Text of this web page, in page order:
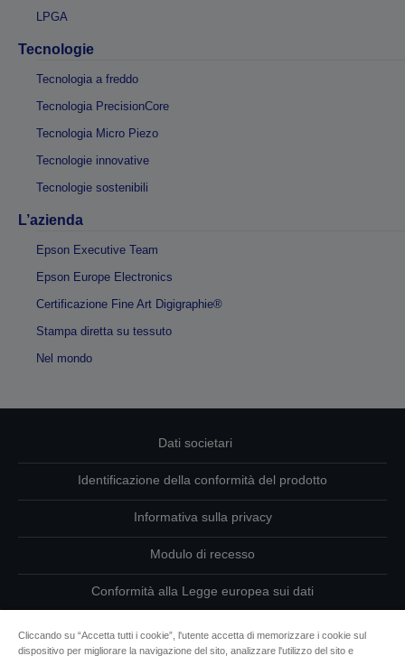
LPGA
Tecnologie
Tecnologia a freddo
Tecnologia PrecisionCore
Tecnologia Micro Piezo
Tecnologie innovative
Tecnologie sostenibili
L’azienda
Epson Executive Team
Epson Europe Electronics
Certificazione Fine Art Digigraphie®
Stampa diretta su tessuto
Nel mondo
Dati societari
Identificazione della conformità del prodotto
Informativa sulla privacy
Modulo di recesso
Conformità alla Legge europea sui dati
Contattaci per informazioni sui tuoi dati
Cliccando su “Accetta tutti i cookie”, l'utente accetta di memorizzare i cookie sul
dispositivo per migliorare la navigazione del sito, analizzare l'utilizzo del sito e